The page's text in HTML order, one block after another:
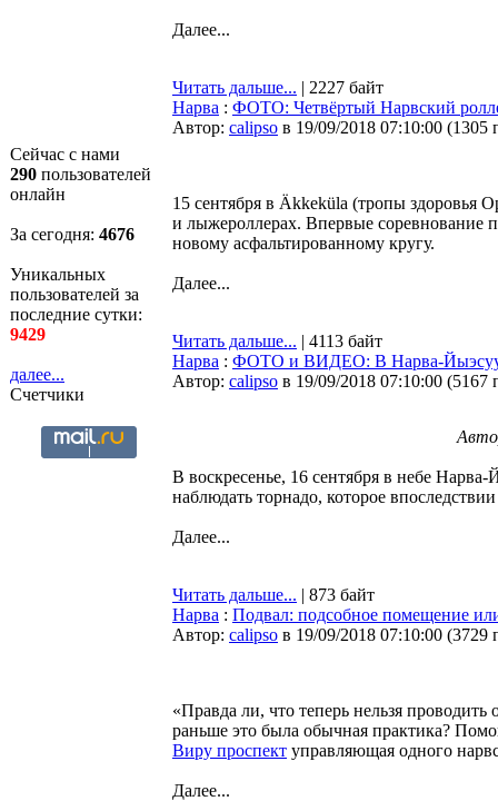
Сейчас с нами
290 пользователей
онлайн
За сегодня: 4676
Уникальных
пользователей за
последние сутки:
9429
далее...
Счетчики
Далее...
Читать дальше... | 2227 байт
Нарва : ФОТО: Четвёртый Нарвский
Автор: calipso в 19/09/2018 07:10:00 (1305
15 сентября в Äkkeküla (тропы здоровья
и лыжероллерах. Впервые соревнование
новому асфальтированному кругу.
Далее...
Читать дальше... | 4113 байт
Нарва : ФОТО и ВИДЕО: В Нарва-Йыэсуу
Автор: calipso в 19/09/2018 07:10:00 (5167
В воскресенье, 16 сентября в небе
наблюдать торнадо, которое
Далее...
Читать дальше... | 873 байт
Нарва : Подвал: подсобное помещение
Автор: calipso в 19/09/2018 07:10:00 (3729
«Правда ли, что теперь нельзя
раньше это была обычная практика?
Виру проспект управляющая одного
Далее...